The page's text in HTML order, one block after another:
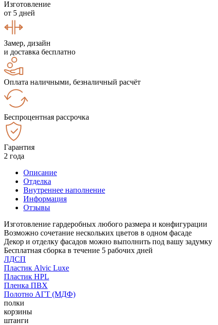
Изготовление
от 5 дней
Замер, дизайн
и доставка бесплатно
Оплата наличными, безналичный расчёт
Беспроцентная рассрочка
Гарантия
2 года
Описание
Отделка
Внутреннее наполнение
Информация
Отзывы
Изготовление гардеробных любого размера и конфигурации
Возможно сочетание нескольких цветов в одном фасаде
Декор и отделку фасадов можно выполнить под вашу задумку
Бесплатная сборка в течение 5 рабочих дней
ЛДСП
Пластик Alvic Luxe
Пластик HPL
Пленка ПВХ
Полотно АГТ (МДФ)
полки
корзины
штанги